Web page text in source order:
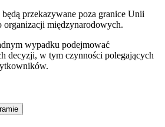
będą przekazywane poza granice Unii
organizacji międzynarodowych.
wypadku podejmować
decyzji, w tym czynności polegających